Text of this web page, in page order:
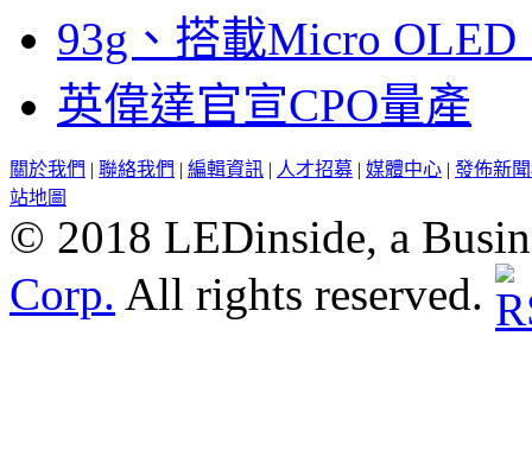
93g、搭載Micro
英偉達官宣CPO量產
關於我們 | 聯絡我們 | 編輯資訊 | 人才招募 | 媒體中心 | 發佈新
站地圖
© 2018 LEDinside, a
Corp. All rights reserved.